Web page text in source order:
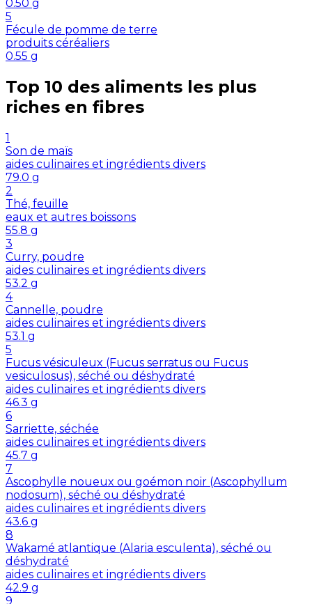
0.50 g
5
Fécule de pomme de terre
produits céréaliers
0.55 g
Top 10 des aliments les plus
riches en fibres
1
Son de maïs
aides culinaires et ingrédients divers
79.0 g
2
Thé, feuille
eaux et autres boissons
55.8 g
3
Curry, poudre
aides culinaires et ingrédients divers
53.2 g
4
Cannelle, poudre
aides culinaires et ingrédients divers
53.1 g
5
Fucus vésiculeux (Fucus serratus ou Fucus
vesiculosus), séché ou déshydraté
aides culinaires et ingrédients divers
46.3 g
6
Sarriette, séchée
aides culinaires et ingrédients divers
45.7 g
7
Ascophylle noueux ou goémon noir (Ascophyllum
nodosum), séché ou déshydraté
aides culinaires et ingrédients divers
43.6 g
8
Wakamé atlantique (Alaria esculenta), séché ou
déshydraté
aides culinaires et ingrédients divers
42.9 g
9